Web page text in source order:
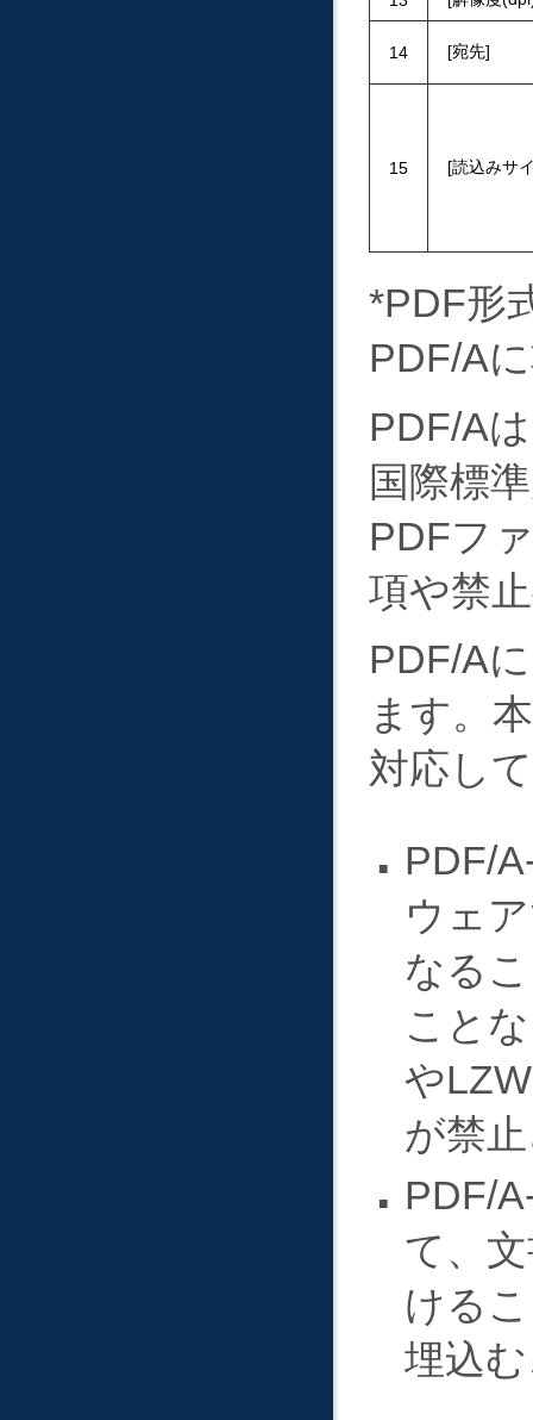
14 宛先
15 読込みサ
*PDF形
PDF/A
PDF/A
国際標
PDFフ
項や禁
PDF/A
ます。
対応し
PDF/
ウェ
なる
こと
や
が禁
PDF/
て、
ける
埋込